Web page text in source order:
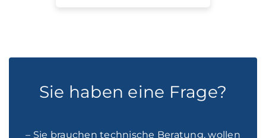
Sie haben eine Frage?
– Sie brauchen technische Beratung, wollen